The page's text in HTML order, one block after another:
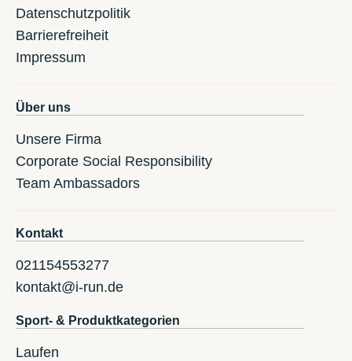
Datenschutzpolitik
Barrierefreiheit
Impressum
Über uns
Unsere Firma
Corporate Social Responsibility
Team Ambassadors
Kontakt
021154553277
kontakt@i-run.de
Sport- & Produktkategorien
Laufen